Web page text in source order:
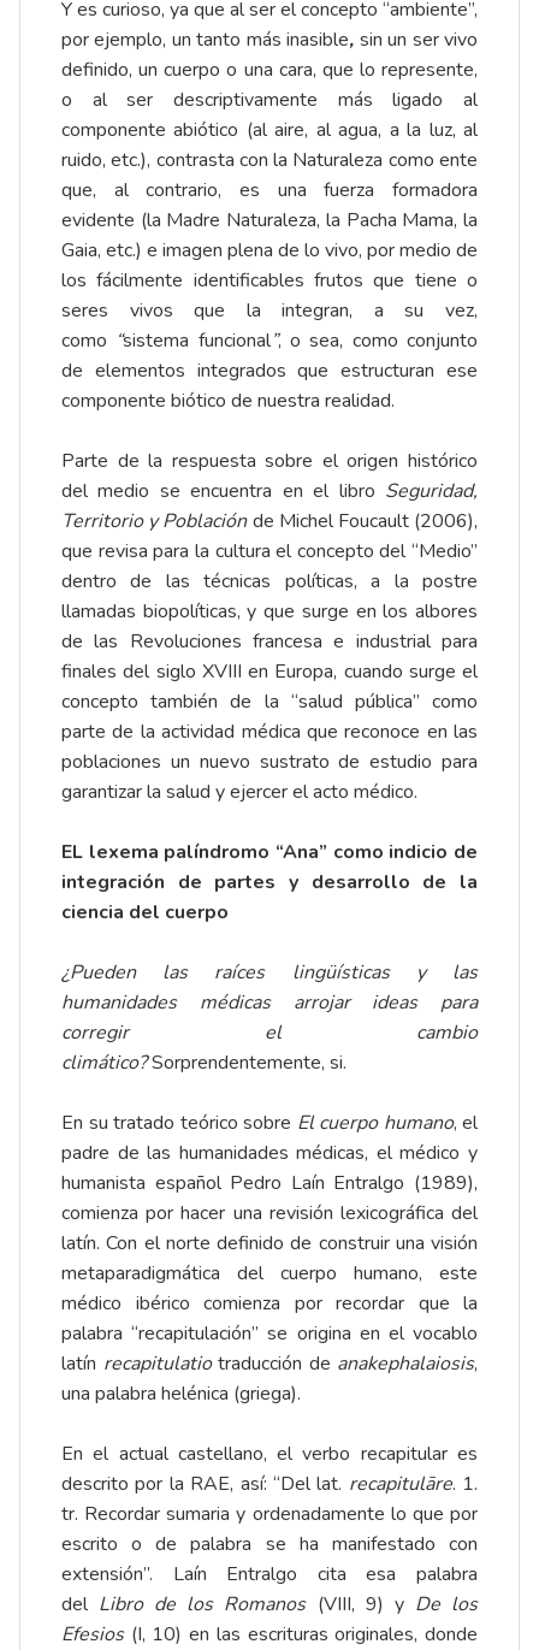
Y es curioso, ya que al ser el concepto “ambiente”,
por ejemplo, un tanto más inasible, sin un ser vivo
definido, un cuerpo o una cara, que lo represente,
o al ser descriptivamente más ligado al
componente abiótico (al aire, al agua, a la luz, al
ruido, etc.), contrasta con la Naturaleza como ente
que, al contrario, es una fuerza formadora
evidente (la Madre Naturaleza, la Pacha Mama, la
Gaia, etc.) e imagen plena de lo vivo, por medio de
los fácilmente identificables frutos que tiene o
seres vivos que la integran, a su vez,
como “sistema funcional”, o sea, como conjunto
de elementos integrados que estructuran ese
componente biótico de nuestra realidad.
Parte de la respuesta sobre el origen histórico
del medio se encuentra en el libro Seguridad,
Territorio y Poblaciónde Michel Foucault (2006),
que revisa para la cultura el concepto del “Medio”
dentro de las técnicas políticas, a la postre
llamadas biopolíticas, y que surge en los albores
de las Revoluciones francesa e industrial para
finales del siglo XVIII en Europa, cuando surge el
concepto también de la “salud pública” como
parte de la actividad médica que reconoce en las
poblaciones un nuevo sustrato de estudio para
garantizar la salud y ejercer el acto médico.
EL lexema palíndromo “Ana” como indicio de
integración de partes y desarrollo de la
ciencia del cuerpo
¿Pueden las raíces lingüísticas y las
humanidades médicas arrojar ideas para
corregir el cambio
climático?Sorprendentemente, si.
En su tratado teórico sobre El cuerpo humano, el
padre de las humanidades médicas, el médico y
humanista español Pedro Laín Entralgo (1989),
comienza por hacer una revisión lexicográfica del
latín. Con el norte definido de construir una visión
metaparadigmática del cuerpo humano, este
médico ibérico comienza por recordar que la
palabra “recapitulación” se origina en el vocablo
latín recapitulatiotraducción de anakephalaiosis,
una palabra helénica (griega).
En el actual castellano, el verbo recapitular es
descrito por la RAE, así: “Del lat. recapitulāre. 1.
tr. Recordar sumaria y ordenadamente lo que por
escrito o de palabra se ha manifestado con
extensión”. Laín Entralgo cita esa palabra
del Libro de los Romanos(VIII, 9) y De los
Efesios(I, 10) en las escrituras originales, donde